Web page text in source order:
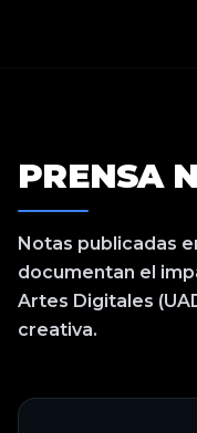
PRENSA
Notas publicadas
documentan el
Artes Digitales
creativa.